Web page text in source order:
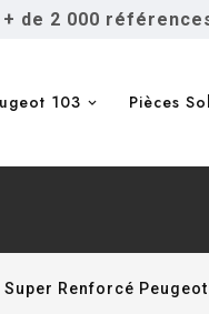
+ de 2 000
103 Pièces
Renforcé